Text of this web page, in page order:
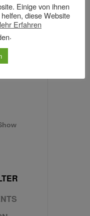
Einige von ihnen
diese Website
Erfahren
.